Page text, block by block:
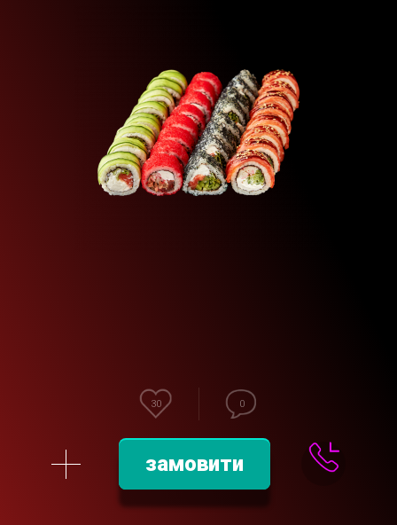
30 0
замовити